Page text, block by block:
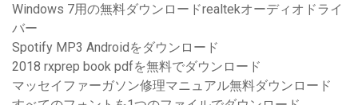
Windows 7用の無料ダウンロードrealtekオーディオドライ
バー
Spotify MP3 Androidをダウンロード
2018 rxprep book pdfを無料でダウンロード
マッセイファーガソン修理マニュアル無料ダウンロード